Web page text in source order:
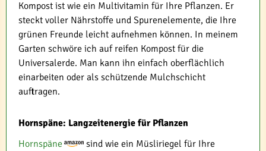
Kompost ist wie ein Multivitamin für Ihre Pflanzen. Er
steckt voller Nährstoffe und Spurenelemente, die Ihre
grünen Freunde leicht aufnehmen können. In meinem
Garten schwöre ich auf reifen Kompost für die
Universalerde. Man kann ihn einfach oberflächlich
einarbeiten oder als schützende Mulchschicht
auftragen.
Hornspäne: Langzeitenergie für Pflanzen
Hornspäne
sind wie ein Müsliriegel für Ihre